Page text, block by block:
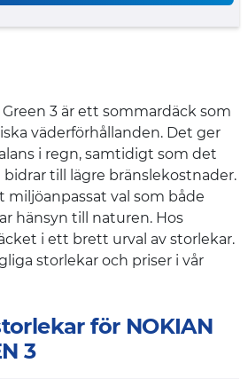
Green 3 är ett sommardäck som
väderförhållanden. Det ger
i regn, samtidigt som det
till lägre bränslekostnader.
miljöanpassat val som både
hänsyn till naturen. Hos
i ett brett urval av storlekar.
storlekar och priser i vår
för NOKIAN
3